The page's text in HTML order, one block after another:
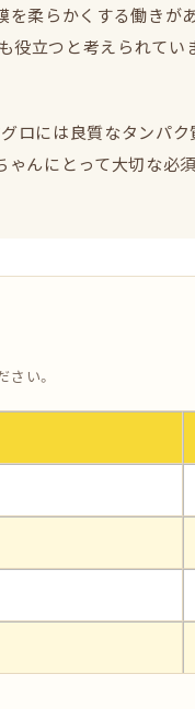
柔らかくする働きが
立つと考えられてい
には良質なタンパク
ゃんにとって大切な
い。